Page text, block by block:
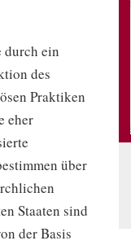
ein
des
Praktiken
eher
über
Staaten sind
der Basis